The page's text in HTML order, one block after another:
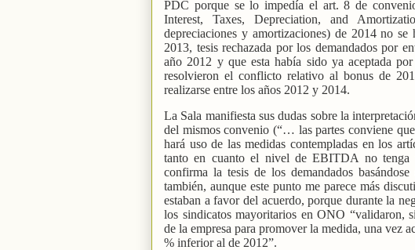
PDC porque se lo impedía el art. 8 de
Interest, Taxes, Depreciation, and
depreciaciones y amortizaciones) de 2014 no
2013, tesis rechazada por los demandados por
año 2012 y que esta había sido ya aceptada
resolvieron el conflicto relativo al bonus de
realizarse entre los años 2012 y 2014.
La Sala manifiesta sus dudas sobre la
del mismos convenio (“… las partes conviene
hará uso de las medidas contempladas en los
tanto en cuanto el nivel de EBITDA no
confirma la tesis de los demandados
también, aunque este punto me parece más
estaban a favor del acuerdo, porque durante la
los sindicatos mayoritarios en ONO “validaron,
de la empresa para promover la medida, una vez
% inferior al de 2012”.